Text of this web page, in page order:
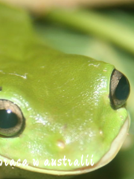
w australii